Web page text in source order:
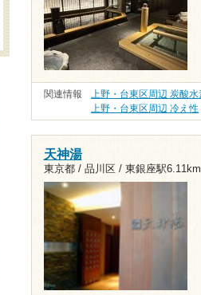
関連情報 上野・台東区周辺 炭酸水
上野・台東区周辺 冷え性
天神湯
東京都 / 品川区 / 東銀座駅6.11km